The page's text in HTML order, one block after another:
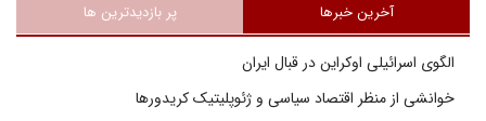
آخرین خبرها پر بازدیدترین ها
الگوی اسرائیلی اوکراین در قبال ایران
خوانشی از منظر اقتصاد سیاسی و ژئوپلیتیک کریدورها